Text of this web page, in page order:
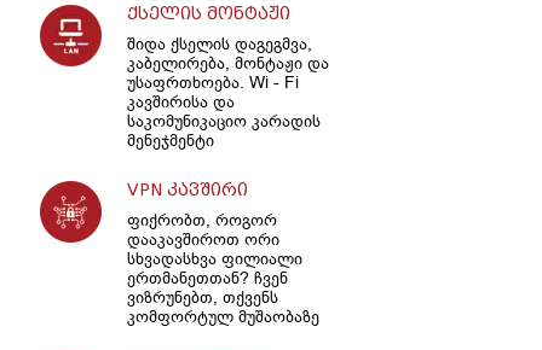
ქსელის მონტაჟი
შიდა ქსელის დაგეგმვა,
კაბელირება, მონტაჟი და
უსაფრთხოება. Wi - Fi
კავშირისა და
საკომუნიკაციო კარადის
მენეჯმენტი
VPN კავშირი
ფიქრობთ, როგორ
დააკავშიროთ ორი
სხვადასხვა ფილიალი
ერთმანეთთან? ჩვენ
ვიზრუნებთ, თქვენს
კომფორტულ მუშაობაზე